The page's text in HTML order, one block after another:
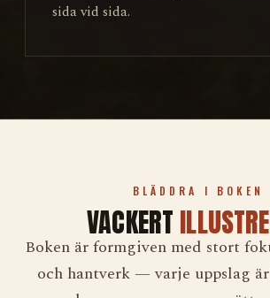
sida vid sida.
BLÄDDRA I BOKEN
VACKERT
Boken är formgiven med stort
och hantverk — varje uppslag